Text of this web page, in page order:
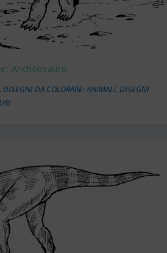
Anchilosauro
,DISEGNI DA COLORARE: ANIMALI,DISEGNI